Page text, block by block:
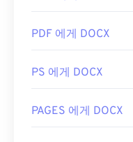
PDF 에게 DOCX
PS 에게 DOCX
PAGES 에게 DOCX